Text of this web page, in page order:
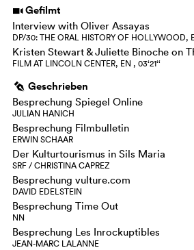
i Gefilmt
Interview with Oliver Assayas
DP/30: THE ORAL HISTORY OF HOLLYWOOD,
Kristen Stewart & Juliette Binoche on
FILM AT LINCOLN CENTER, EN , 03‘21‘‘
g Geschrieben
Besprechung Spiegel Online
JULIAN HANICH
Besprechung Filmbulletin
ERWIN SCHAAR
Der Kulturtourismus in Sils Maria
SRF / CHRISTINA CAPREZ
Besprechung vulture.com
DAVID EDELSTEIN
Besprechung Time Out
NN
Besprechung Les Inrockuptibles
JEAN-MARC LALANNE